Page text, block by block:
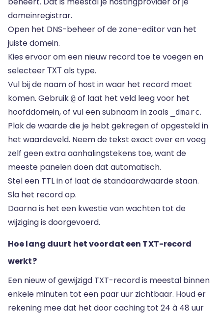
domeinregistrar.
Open het DNS-beheer of de zone-editor van het
juiste domein.
Kies ervoor om een nieuw record toe te voegen en
selecteer TXT als type.
Vul bij de naam of host in waar het record moet
komen. Gebruik @ of laat het veld leeg voor het
hoofddomein, of vul een subnaam in zoals
_dmarc.
Plak de waarde die je hebt gekregen of opgesteld in
het waardeveld. Neem de tekst exact over en voeg
zelf geen extra aanhalingstekens toe, want de
meeste panelen doen dat automatisch.
Stel een TTL in of laat de standaardwaarde staan.
Sla het record op.
Daarna is het een kwestie van wachten tot de
wijziging is doorgevoerd.
Hoe lang duurt het voordat een TXT-record
werkt?
Een nieuw of gewijzigd TXT-record is meestal binnen
enkele minuten tot een paar uur zichtbaar. Houd er
rekening mee dat het door caching tot 24 à 48 uur